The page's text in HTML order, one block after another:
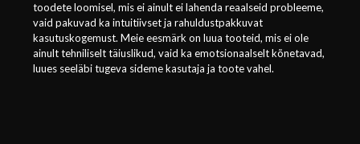
toodete loomisel, mis ei ainult ei lahenda reaalseid probleeme,
vaid pakuvad ka intuitiivset ja rahuldustpakkuvat
kasutuskogemust. Meie eesmärk on luua tooteid, mis ei ole
ainult tehniliselt täiuslikud, vaid ka emotsionaalselt kõnetavad,
luues seeläbi tugeva sideme kasutaja ja toote vahel.